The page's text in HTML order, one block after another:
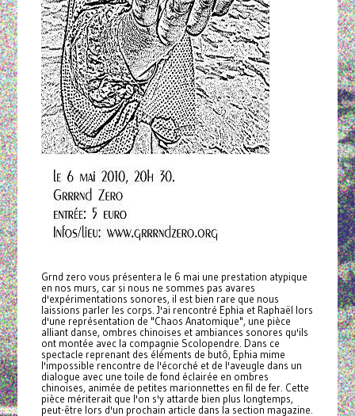
Grnd zero vous présentera le 6 mai une prestation atypique
en nos murs, car si nous ne sommes pas avares
d'expérimentations sonores, il est bien rare que nous
laissions parler les corps. J'ai rencontré Ephia et Raphaël lors
d'une représentation de "Chaos Anatomique", une pièce
alliant danse, ombres chinoises et ambiances sonores qu'ils
ont montée avec la compagnie Scolopendre. Dans ce
spectacle reprenant des éléments de butô, Ephia mime
l'impossible rencontre de l'écorché et de l'aveugle dans un
dialogue avec une toile de fond éclairée en ombres
chinoises, animée de petites marionnettes en fil de fer. Cette
pièce mériterait que l'on s'y attarde bien plus longtemps,
peut-être lors d'un prochain article dans la section magazine.